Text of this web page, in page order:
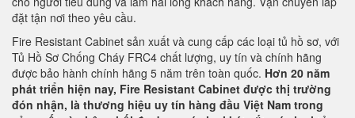
đặt tận nơi theo yêu cầu.
Fire Resistant Cabinet sản xuất và cung cấp các loại tủ hồ sơ, với
Tủ Hồ Sơ Chống Cháy FRC4 chất lượng, uy tín và chính hãng
được bảo hành chính hãng 5 năm trên toàn quốc. Hơn 20 năm
phát triển hiện nay, Fire Resistant Cabinet được thị trường
đón nhận, là thương hiệu uy tín hàng đầu Việt Nam trong